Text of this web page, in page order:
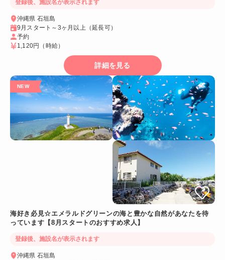
登録後、施設名が表示されます
沖縄県 石垣島
9月スタート～3ヶ月以上（延長可）
予約
1,120円
（時給）
詳細を見る
海好き必見☆エメラルドグリーンの海と豊かな自然があなたを待
っています【8月スタートのおすすめ求人】
登録後、施設名が表示されます
沖縄県 石垣島